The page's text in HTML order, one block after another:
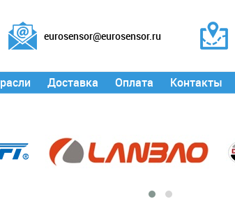
eurosensor@eurosensor.ru
Доставка Оплата Контакты